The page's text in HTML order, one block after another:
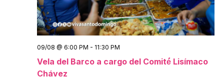
Vela del Barco a cargo del Comité́ Lisímaco
Chávez
09/08 @ 6:00 PM - 11:30 PM